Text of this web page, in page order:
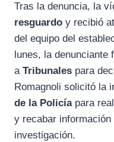
Tras la denuncia, la
resguardo y recibió
del equipo del
lunes, la denunciante
a Tribunales para
Romagnoli solicitó la
de la Policíapara
y recabar
investigación.